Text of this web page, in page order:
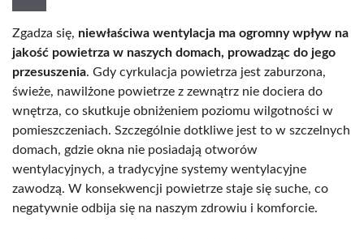
Zgadza się, niewłaściwa wentylacja ma ogromny wpływ na
jakość powietrza w naszych domach, prowadząc do jego
przesuszenia. Gdy cyrkulacja powietrza jest zaburzona,
świeże, nawilżone powietrze z zewnątrz nie dociera do
wnętrza, co skutkuje obniżeniem poziomu wilgotności w
pomieszczeniach. Szczególnie dotkliwe jest to w szczelnych
domach, gdzie okna nie posiadają otworów
wentylacyjnych, a tradycyjne systemy wentylacyjne
zawodzą. W konsekwencji powietrze staje się suche, co
negatywnie odbija się na naszym zdrowiu i komforcie.